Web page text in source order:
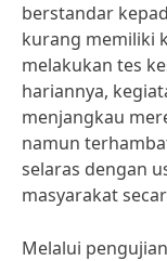
berstandar
kurang memiliki
melakukan tes
hariannya,
menjangkau
namun
selaras dengan
masyarakat
Melalui